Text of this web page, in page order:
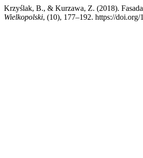
Krzyślak, B., & Kurzawa, Z. (2018).
Wielkopolski, (10), 177–192. https://doi.org/